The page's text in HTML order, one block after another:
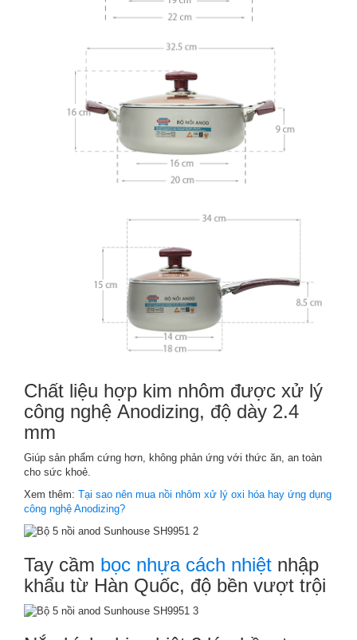
Chất liệu hợp kim nhôm được xử lý
công nghệ Anodizing, độ dày 2.4
mm
Giúp sản phẩm cứng hơn, không phản ứng với thức ăn, an toàn
cho sức khoẻ.
Xem thêm: Tại sao nên mua nồi nhôm xử lý oxi hóa hay ứng dụng
công nghệ Anodizing?
Tay cầm bọc nhựa cách nhiệt nhập
khẩu từ Hàn Quốc, độ bền vượt trội